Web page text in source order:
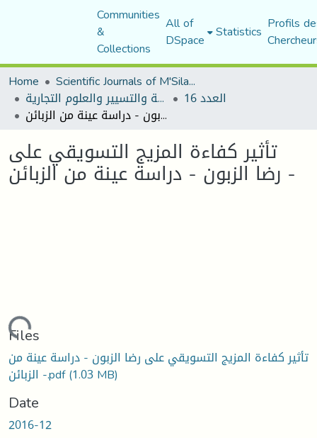
Communities
&
Collections
All of
DSpace Statistics Profils
Home
Scientific Journals of M'Sila University
مجلة العلوم الاقتصادية والتسيير والعلوم التجارية العدد 16
تأثير كفاءة المزيج التسويقي على رضا الزبون - دراسة عينة من الزبائن -
تأثير كفاءة المزيج التسويقي على
رضا الزبون - دراسة عينة من الزبائن -
Loading...
Files
تأثير كفاءة المزيج التسويقي على رضا الزبون - دراسة عينة من
الزبائن -.pdf(1.03 MB)
Date
2016-12